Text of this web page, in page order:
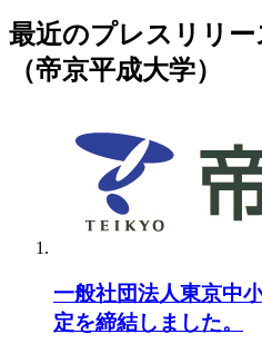
最近のプレスリリー
（帝京平成大学）
一般社団法人東京中
定を締結しました。